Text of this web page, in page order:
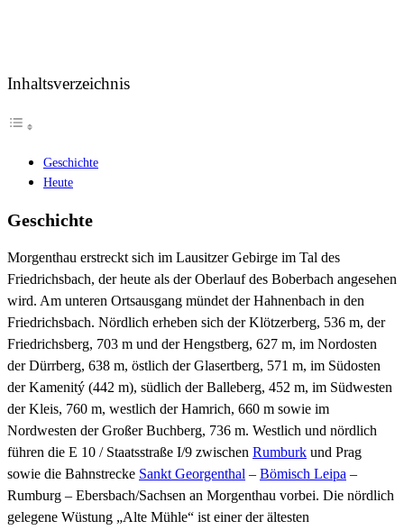
Inhaltsverzeichnis
Geschichte
Heute
Geschichte
Morgenthau erstreckt sich im Lausitzer Gebirge im Tal des
Friedrichsbach, der heute als der Oberlauf des Boberbach angesehen
wird. Am unteren Ortsausgang mündet der Hahnenbach in den
Friedrichsbach. Nördlich erheben sich der Klötzerberg, 536 m, der
Friedrichsberg, 703 m und der Hengstberg, 627 m, im Nordosten
der Dürrberg, 638 m, östlich der Glasertberg, 571 m, im Südosten
der Kamenitý (442 m), südlich der Balleberg, 452 m, im Südwesten
der Kleis, 760 m, westlich der Hamrich, 660 m sowie im
Nordwesten der Großer Buchberg, 736 m. Westlich und nördlich
führen die E 10 / Staatsstraße I/9 zwischen Rumburk und Prag
sowie die Bahnstrecke Sankt Georgenthal – Bömisch Leipa –
Rumburg – Ebersbach/Sachsen an Morgenthau vorbei. Die nördlich
gelegene Wüstung „Alte Mühle“ ist einer der ältesten